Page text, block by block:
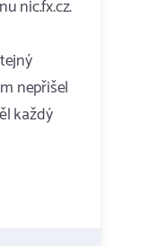
nic.fx.cz.
nepřišel
každý